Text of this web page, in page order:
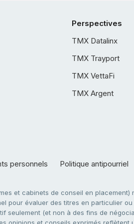
Perspectives
TMX Datalinx
TMX Trayport
TMX VettaFi
TMX Argent
personnels Politique antipourriel
et cabinets de conseil en placement)
pour évaluer des titres en particulier ou
seulement (et non à des fins de